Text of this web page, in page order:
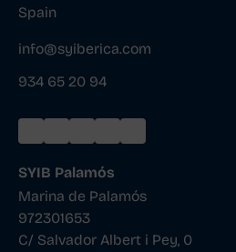
Spain
info@syiberica.com
934 65 20 94
SYIB Palamós
Marina de Palamós
972301653
C/ Salvador Albert i Pey, 0